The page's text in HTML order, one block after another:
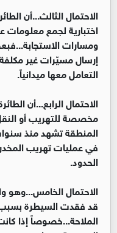
الاحتمال الثالث...أن
اختبارية لجمع معلومات
ومسارات
إرسال مسيّرات غير
التعامل معها ميدانياً.
الاحتمال الرابع...أن
مخصصة للتهريب أو
المنطقة تشهد منذ
في عمليات تهريب
الحدود.
الاحتمال الخامس...وهو
قد فقدت السيطرة بسبب
الملاحة...خصوصاً إذا كانت